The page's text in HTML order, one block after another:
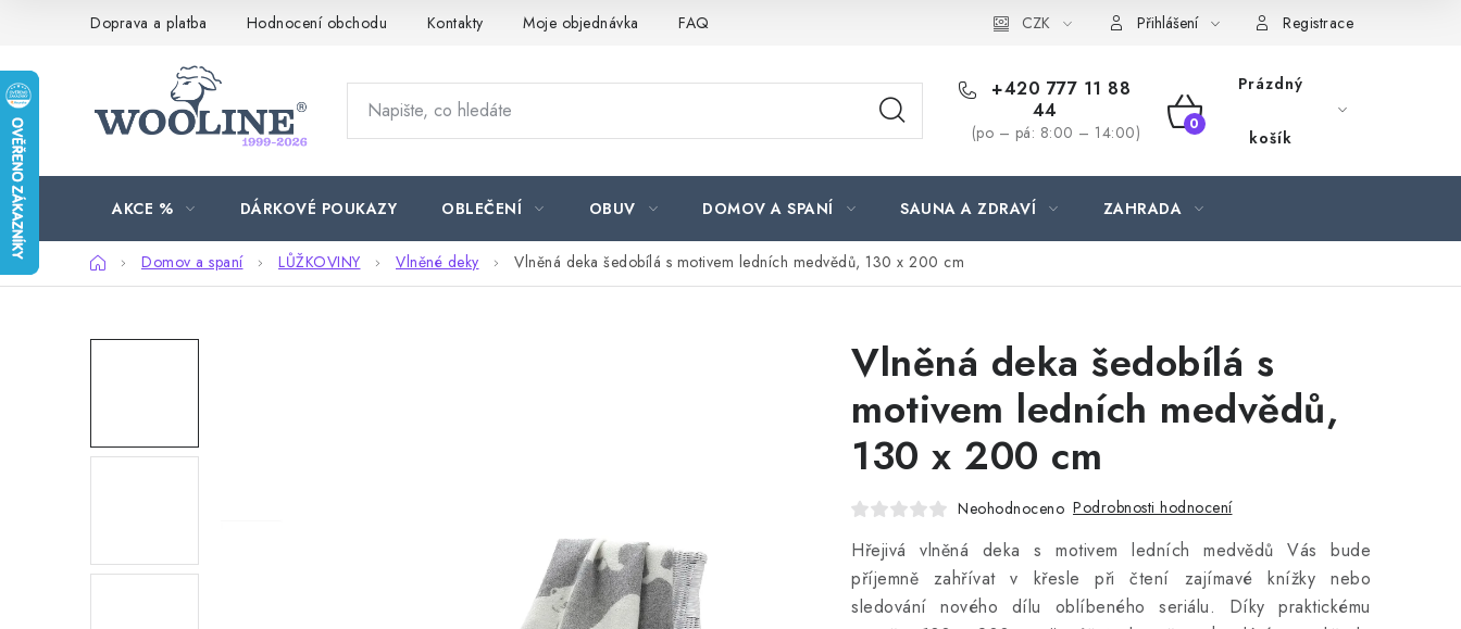
Doprava a platba Hodnocení obchodu Kontakty Moje objednávka FAQ CZK Přihlášení Registrace
+420 777 11 88
44
(po – pá: 8:00 – 14:00)
NÁKUPNÍ
Prázdný
košík
AKCE % DÁRKOVÉ POUKAZY OBLEČENÍ OBUV DOMOV A SPANÍ SAUNA A ZDRAVÍ ZAHRADA
DomůDomov a spaní LŮŽKOVINY Vlněné deky Vlněná deka šedobílá s motivem ledních medvědů, 130 x 200 cm
Vlněná deka šedobílá s
motivem ledních medvědů,
130 x 200 cm
Neohodnoceno Podrobnosti hodnocení
Hřejivá vlněná deka s motivem ledních medvědů Vás bude
příjemně zahřívat v křesle při čtení zajímavé knížky nebo
sledování nového dílu oblíbeného seriálu. Díky praktickému